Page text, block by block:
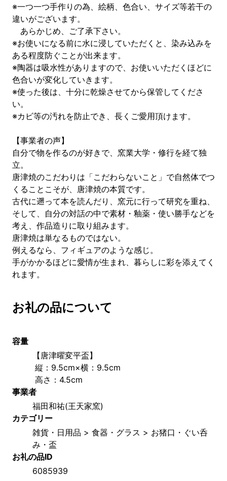
※一つ一つ手作りの為、絵柄、色合い、サイズ等若干の
違いがございます。
あらかじめ、ご了承下さい。
※お使いになる前に水に浸していただくと、染み込みを
ある程度防ぐことが出来ます。
※陶器は吸水性がありますので、お使いいただくほどに
色合いが変化していきます。
※使った後は、十分に乾燥させてから保管してくださ
い。
※カビ等の汚れを防止でき、長くご愛用頂けます。
【事業者の声】
自分で物を作るのが好きで、窯業大学・修行を経て独
立。
唐津焼のこだわりは「こだわらないこと」で自然体でつ
くることこそが、唐津焼の本質です。
古代に遡って本を読んだり、窯元に行って研究を重ね、
そして、自分の対話の中で素材・釉薬・使い勝手などを
考え、作品造りに取り組みます。
唐津焼は単なるものではない。
例えるなら、フィギュアのような感じ。
手がかかるほどに愛情が生まれ、暮らしに彩を添えてく
れます。
お礼の品について
容量
【唐津曜変平盃】
縦：9.5cm×横：9.5cm
高さ：4.5cm
事業者
福田和祐(王天家窯)
カテゴリー
雑貨・日用品 > 食器・グラス > お猪口・ぐい呑
み・盃
お礼の品ID
6085939